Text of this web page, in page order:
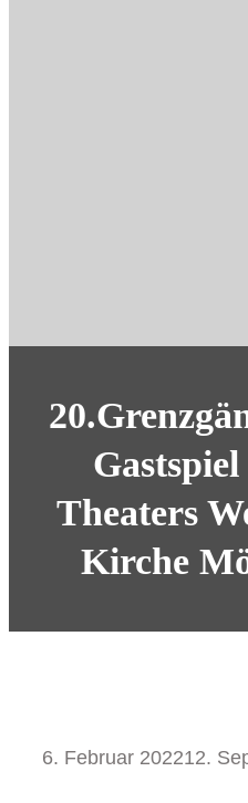
Theaters
Kirche
6. Februar 202212.